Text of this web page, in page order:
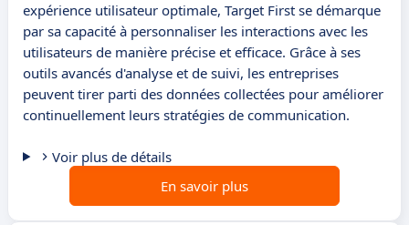
expérience utilisateur optimale, Target First se démarque
par sa capacité à personnaliser les interactions avec les
utilisateurs de manière précise et efficace. Grâce à ses
outils avancés d'analyse et de suivi, les entreprises
peuvent tirer parti des données collectées pour améliorer
continuellement leurs stratégies de communication.
Voir plus de détails
En savoir plus